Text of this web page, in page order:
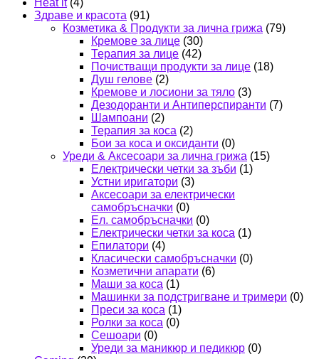
Heat it (4)
Здраве и красота (91)
Козметика & Продукти за лична грижа (79)
Кремове за лице (30)
Терапия за лице (42)
Почистващи продукти за лице (18)
Душ гелове (2)
Кремове и лосиони за тяло (3)
Дезодоранти и Антиперспиранти (7)
Шампоани (2)
Терапия за коса (2)
Бои за коса и оксиданти (0)
Уреди & Аксесоари за лична грижа (15)
Електрически четки за зъби (1)
Устни иригатори (3)
Аксесоари за електрически
самобръсначки (0)
Ел. самобръсначки (0)
Електрически четки за коса (1)
Епилатори (4)
Класически самобръсначки (0)
Козметични апарати (6)
Маши за коса (1)
Машинки за подстригване и тримери (0)
Преси за коса (1)
Ролки за коса (0)
Сешоари (0)
Уреди за маникюр и педикюр (0)